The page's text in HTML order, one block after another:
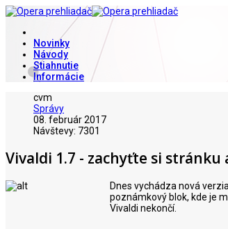
Novinky
Návody
Stiahnutie
Informácie
cvm
Správy
08. február 2017
Návštevy: 7301
Vivaldi 1.7 - zachyťte si
Dnes vychádza nová
poznámkový blok, kde je
Vivaldi nekončí.